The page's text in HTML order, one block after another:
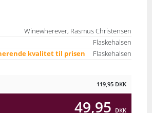
Winewherever, Rasmus Christensen
Flaskehalsen
kvalitet til prisen
Flaskehalsen
119,95 DKK
49,95 DKK